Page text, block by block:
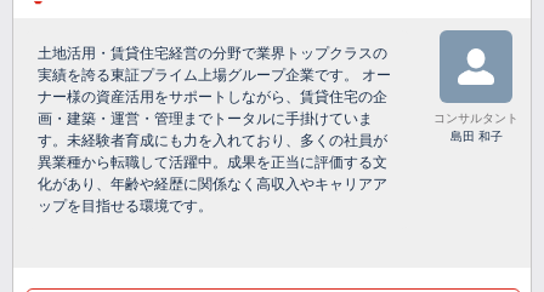
土地活用・賃貸住宅経営の分野で業界トップクラスの
実績を誇る東証プライム上場グループ企業です。 オー
ナー様の資産活用をサポートしながら、賃貸住宅の企
画・建築・運営・管理までトータルに手掛けていま
す。未経験者育成にも力を入れており、多くの社員が
異業種から転職して活躍中。成果を正当に評価する文
化があり、年齢や経歴に関係なく高収入やキャリアア
ップを目指せる環境です。
コンサルタント
島田 和子